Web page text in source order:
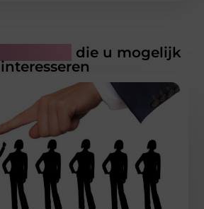
die u mogelijk
interesseren